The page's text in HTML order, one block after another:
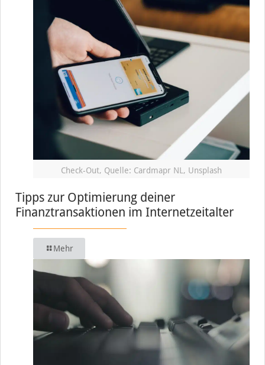
Check-Out, Quelle: Cardmapr NL, Unsplash
Tipps zur Optimierung deiner
Finanztransaktionen im Internetzeitalter
Mehr